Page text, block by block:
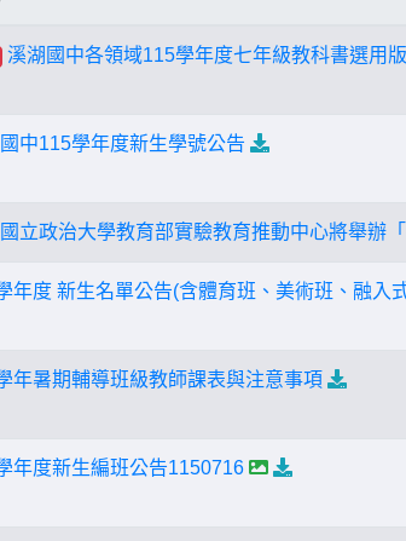
溪湖國中各領域115學年度七年級教科書選用
中115學年度新生學號公告
立政治大學教育部實驗教育推動中心將舉辦
年度 新生名單公告(含體育班、美術班、融入
年暑期輔導班級教師課表與注意事項
年度新生編班公告1150716